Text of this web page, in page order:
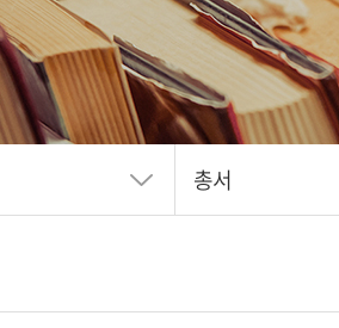
총서